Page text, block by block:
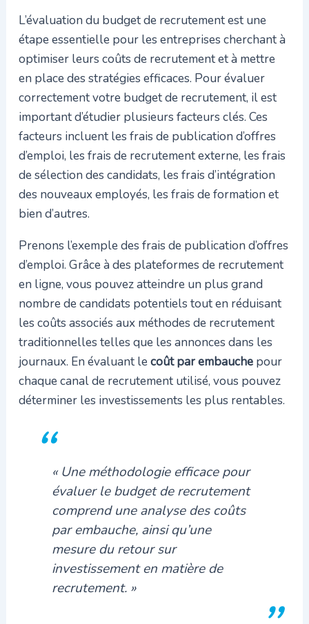
L’évaluation du budget de recrutement est une
étape essentielle pour les entreprises cherchant à
optimiser leurs coûts de recrutement et à mettre
en place des stratégies efficaces. Pour évaluer
correctement votre budget de recrutement, il est
important d’étudier plusieurs facteurs clés. Ces
facteurs incluent les frais de publication d’offres
d’emploi, les frais de recrutement externe, les frais
de sélection des candidats, les frais d’intégration
des nouveaux employés, les frais de formation et
bien d’autres.
Prenons l’exemple des frais de publication d’offres
d’emploi. Grâce à des plateformes de recrutement
en ligne, vous pouvez atteindre un plus grand
nombre de candidats potentiels tout en réduisant
les coûts associés aux méthodes de recrutement
traditionnelles telles que les annonces dans les
journaux. En évaluant lecoût par embauchepour
chaque canal de recrutement utilisé, vous pouvez
déterminer les investissements les plus rentables.
« Une méthodologie efficace pour
évaluer le budget de recrutement
comprend une analyse des coûts
par embauche, ainsi qu’une
mesure du retour sur
investissement en matière de
recrutement. »